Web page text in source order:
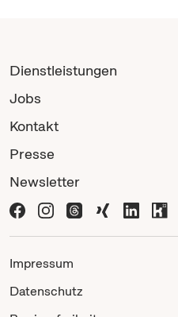
Dienstleistungen
Jobs
Kontakt
Presse
Newsletter
Impressum
Datenschutz